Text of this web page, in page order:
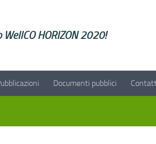
HORIZON 2020!
Documenti pubblici